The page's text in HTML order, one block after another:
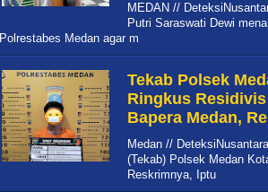
MEDAN //
Putri Saraswati Dewi
Polrestabes Medan agar m
Tekab Polsek
Ringkus
Bapera Medan,
Medan //
(Tekab) Polsek Medan
Reskrimnya, Iptu